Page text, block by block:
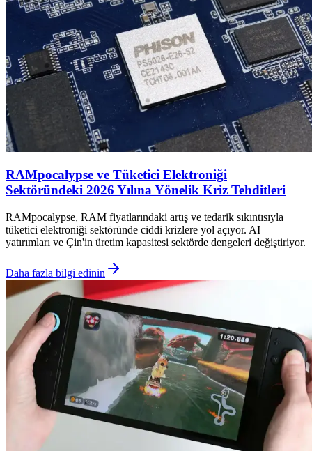
RAMpocalypse ve Tüketici Elektroniği
Sektöründeki 2026 Yılına Yönelik Kriz Tehditleri
RAMpocalypse, RAM fiyatlarındaki artış ve tedarik sıkıntısıyla
tüketici elektroniği sektöründe ciddi krizlere yol açıyor. AI
yatırımları ve Çin'in üretim kapasitesi sektörde dengeleri değiştiriyor.
Daha fazla bilgi edinin